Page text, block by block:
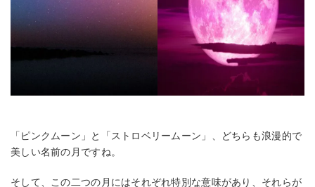
「ピンクムーン」と「ストロベリームーン」、どちらも浪漫的で
美しい名前の月ですね。
そして、この二つの月にはそれぞれ特別な意味があり、それらが